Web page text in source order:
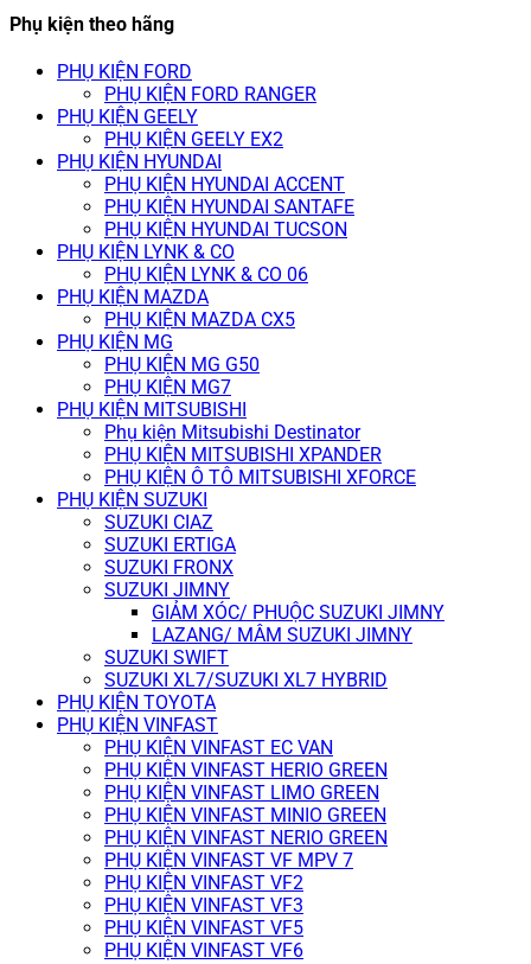
Phụ kiện theo hãng
PHỤ KIỆN FORD
PHỤ KIỆN FORD RANGER
PHỤ KIỆN GEELY
PHỤ KIỆN GEELY EX2
PHỤ KIỆN HYUNDAI
PHỤ KIỆN HYUNDAI ACCENT
PHỤ KIỆN HYUNDAI SANTAFE
PHỤ KIỆN HYUNDAI TUCSON
PHỤ KIỆN LYNK & CO
PHỤ KIỆN LYNK & CO 06
PHỤ KIỆN MAZDA
PHỤ KIỆN MAZDA CX5
PHỤ KIỆN MG
PHỤ KIỆN MG G50
PHỤ KIỆN MG7
PHỤ KIỆN MITSUBISHI
Phụ kiện Mitsubishi Destinator
PHỤ KIỆN MITSUBISHI XPANDER
PHỤ KIỆN Ô TÔ MITSUBISHI XFORCE
PHỤ KIỆN SUZUKI
SUZUKI CIAZ
SUZUKI ERTIGA
SUZUKI FRONX
SUZUKI JIMNY
GIẢM XÓC/ PHUỘC SUZUKI JIMNY
LAZANG/ MÂM SUZUKI JIMNY
SUZUKI SWIFT
SUZUKI XL7/SUZUKI XL7 HYBRID
PHỤ KIỆN TOYOTA
PHỤ KIỆN VINFAST
PHỤ KIỆN VINFAST EC VAN
PHỤ KIỆN VINFAST HERIO GREEN
PHỤ KIỆN VINFAST LIMO GREEN
PHỤ KIỆN VINFAST MINIO GREEN
PHỤ KIỆN VINFAST NERIO GREEN
PHỤ KIỆN VINFAST VF MPV 7
PHỤ KIỆN VINFAST VF2
PHỤ KIỆN VINFAST VF3
PHỤ KIỆN VINFAST VF5
PHỤ KIỆN VINFAST VF6